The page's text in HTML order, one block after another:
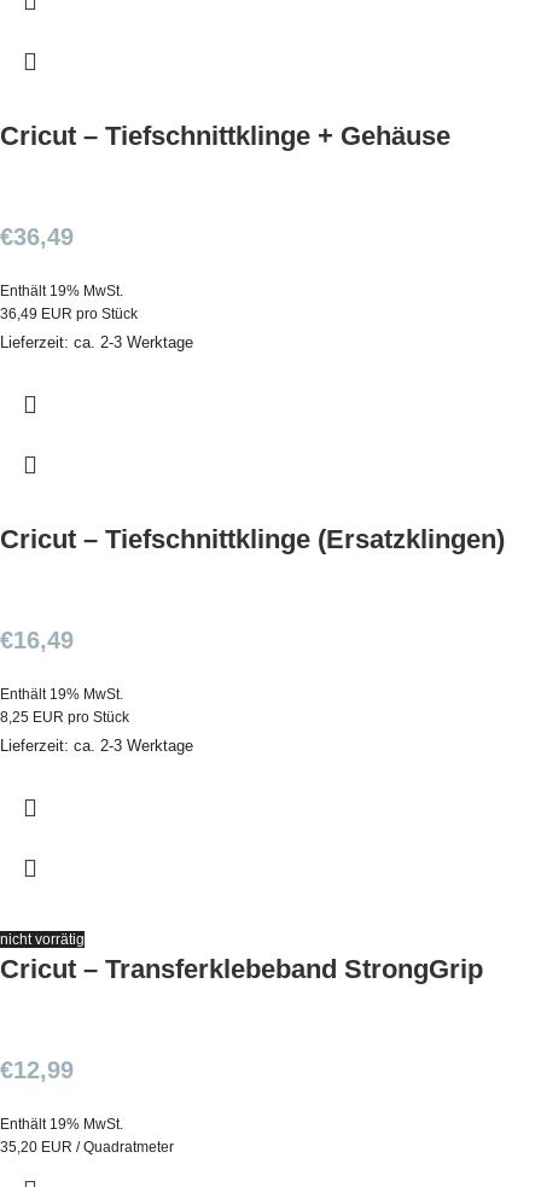
Cricut – Tiefschnittklinge + Gehäuse
€36,49
Enthält 19% MwSt.
36,49 EUR pro Stück
Lieferzeit: ca. 2-3 Werktage
Cricut – Tiefschnittklinge (Ersatzklingen)
€16,49
Enthält 19% MwSt.
8,25 EUR pro Stück
Lieferzeit: ca. 2-3 Werktage
nicht vorrätig
Cricut – Transferklebeband StrongGrip
€12,99
Enthält 19% MwSt.
35,20 EUR / Quadratmeter